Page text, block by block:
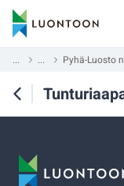
... ... Pyhä-Luosto